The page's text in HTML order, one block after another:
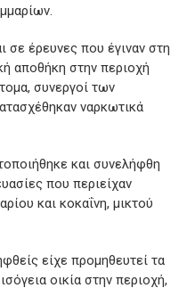
έρευνες που έγιναν στη
αποθήκη στην περιοχή
συνεργοί των
ναρκωτικά
και συνελήφθη
που περιείχαν
και κοκαΐνη, μικτού
είχε προμηθευτεί τα
οικία στην περιοχή,